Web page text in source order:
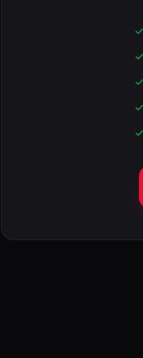
✓
✓
✓
✓
✓